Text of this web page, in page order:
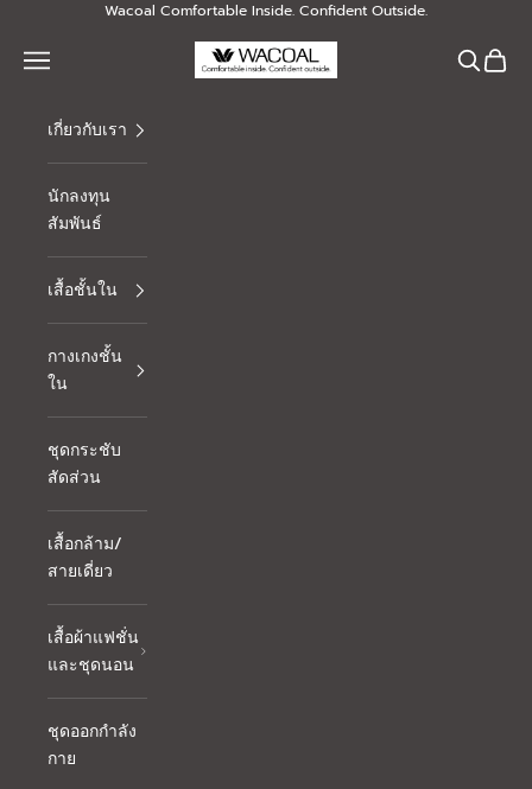
Skip to contentWacoal Comfortable Inside. Confident Outside.
Thai Wacoal Public Company Limited
Navigation menu Search
Cart
เกี่ยวกับเรา
นักลงทุน
สัมพันธ์
เสื้อชั้นใน
กางเกงชั้น
ใน
ชุดกระชับ
สัดส่วน
เสื้อกล้าม/
สายเดี่ยว
เสื้อผ้าแฟชั่น
และชุดนอน
ชุดออกกำลัง
กาย